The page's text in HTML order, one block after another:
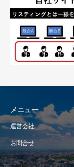
メニュー
運営会社
お問合せ